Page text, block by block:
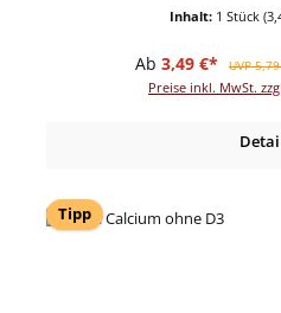
Inhalt: 1 Stück
Verkaufspreis:
Ab 3,49 €* UVP
Preise inkl. MwSt.
Tipp